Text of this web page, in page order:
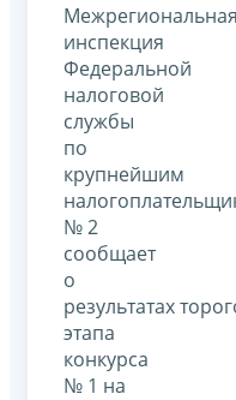
Межрегиональная
инспекция
Федеральной
налоговой
службы
по
крупнейшим
№ 2
сообщает
о
результатах
этапа
конкурса
№ 1 на